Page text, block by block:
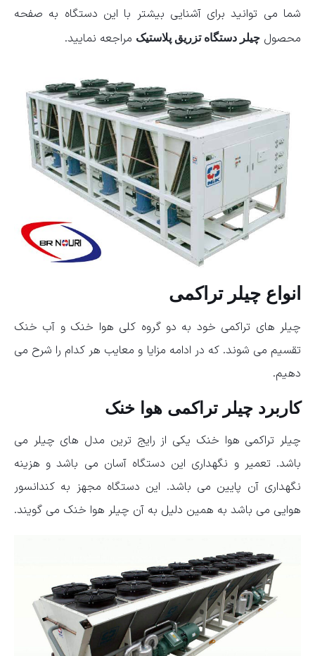
شما می توانید برای آشنایی بیشتر با این دستگاه به صفحه
محصول چیلر دستگاه تزریق پلاستیک مراجعه نمایید.
انواع چیلر تراکمی
چیلر های تراکمی خود به دو گروه کلی هوا خنک و آب خنک
تقسیم می شوند. که در ادامه مزایا و معایب هر کدام را شرح می
دهیم.
کاربرد چیلر تراکمی هوا خنک
چیلر تراکمی هوا خنک یکی از رایج ترین مدل های چیلر می
باشد. تعمیر و نگهداری این دستگاه آسان می باشد و هزینه
نگهداری آن پایین می باشد. این دستگاه مجهز به کندانسور
هوایی می باشد به همین دلیل به آن چیلر هوا خنک می گویند.